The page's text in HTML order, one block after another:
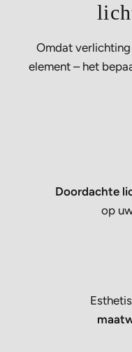
Omdat
element – het
Doordachte
op